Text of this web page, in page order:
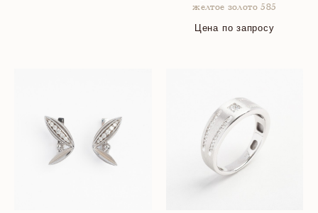
желтое золото 585
Цена по запросу